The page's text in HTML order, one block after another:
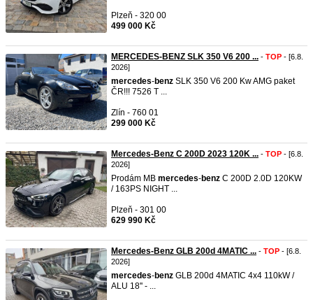
Plzeň - 320 00
499 000 Kč
MERCEDES-BENZ SLK 350 V6 200 ... - TOP - [6.8.
2026]
mercedes-benz SLK 350 V6 200 Kw AMG paket
ČR!!! 7526 T ...
Zlín - 760 01
299 000 Kč
Mercedes-Benz C 200D 2023 120K ... - TOP - [6.8.
2026]
Prodám MB mercedes-benz C 200D 2.0D 120KW
/ 163PS NIGHT ...
Plzeň - 301 00
629 990 Kč
Mercedes-Benz GLB 200d 4MATIC ... - TOP - [6.8.
2026]
mercedes-benz GLB 200d 4MATIC 4x4 110kW /
ALU 18'' - ...